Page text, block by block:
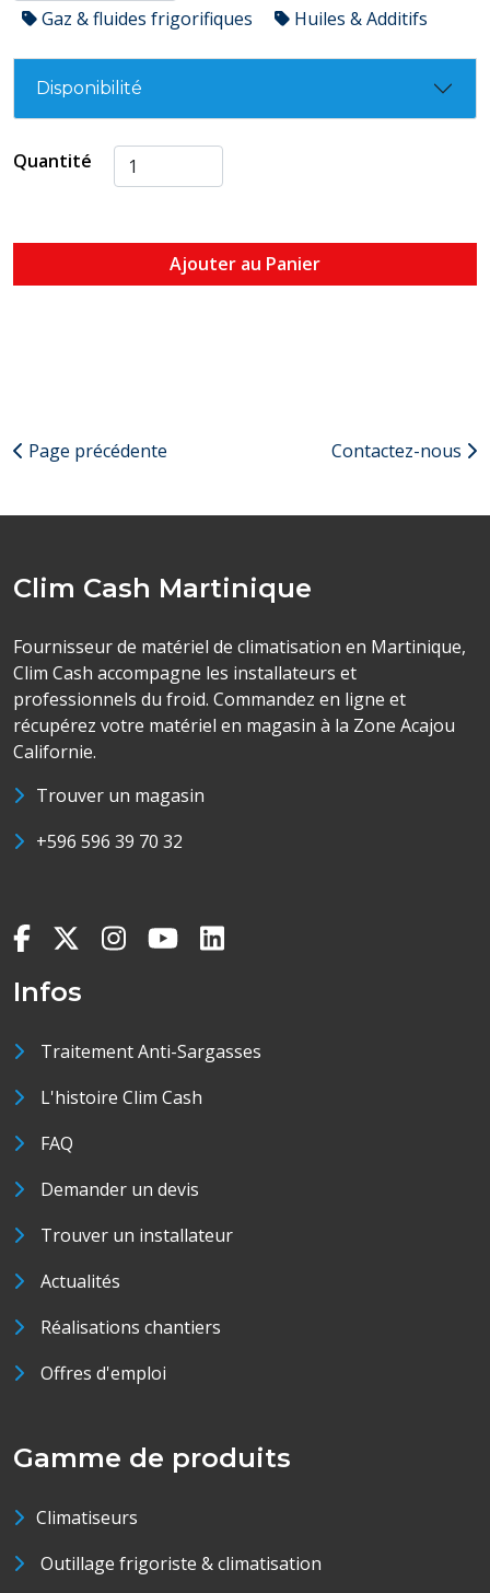
Gaz & fluides frigorifiques Huiles & Additifs
Disponibilité
Quantité
Ajouter au Panier
Page précédente Contactez-nous
Clim Cash Martinique
Fournisseur de matériel de climatisation en Martinique,
Clim Cash accompagne les installateurs et
professionnels du froid. Commandez en ligne et
récupérez votre matériel en magasin à la Zone Acajou
Californie.
Trouver un magasin
+596 596 39 70 32
Infos
Traitement Anti-Sargasses
L'histoire Clim Cash
FAQ
Demander un devis
Trouver un installateur
Actualités
Réalisations chantiers
Offres d'emploi
Gamme de produits
Climatiseurs
Outillage frigoriste & climatisation